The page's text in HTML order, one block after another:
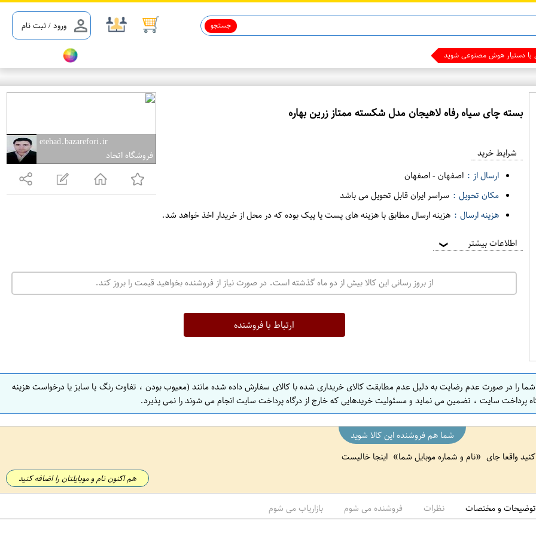
ورود / ثبت نام جستجو
با دستیار هوش مصنوعی شوید
etehad.bazarefori.ir
فروشگاه اتحاد
بسته چای سیاه رفاه لاهیجان مدل شکسته ممتاز زرین بهاره
ر
ت
ه
ا
ن
ص
ف
ه
ا
ف
ه
شرایط خرید
ارسال از : اصفهان-اصفهان
مکان تحویل : سراسر ایران قابل تحویل می باشد
هزینه ارسال : هزینه ارسال مطابق با هزینه های پست یا پیک بوده که در محل از خریدار اخذ خواهد شد.
اطلاعات بیشتر ❯
از بروز رسانی این کالا بیش از دو ماه گذشته است. در صورت نیاز از فروشنده بخواهید قیمت را بروز کند.
ارتباط با فروشنده
شما را در صورت عدم رضایت به دلیل عدم مطابقت کالای خریداری شده با کالای سفارش داده شده مانند (معیوب بودن ، تفاوت رنگ یا سایز یا درخواست هزینه
پرداخت سایت ، تضمین می نماید و مسئولیت خریدهایی که خارج از درگاه پرداخت سایت انجام می شوند را نمی پذیرد.
شما هم فروشنده این کالا شوید
واقعا جای
نام و شماره موبایل شما اینجا خالیست
هم اکنون نام و موبایلتان را اضافه کنید
توضیحات و مختصات نظرات فروشنده می شوم بازاریاب می شوم